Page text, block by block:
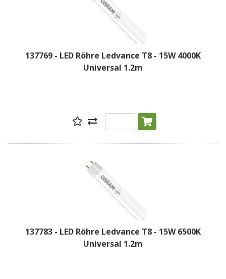
137769 - LED Röhre Ledvance T8 - 15W 4000K
Universal 1.2m
137783 - LED Röhre Ledvance T8 - 15W 6500K
Universal 1.2m